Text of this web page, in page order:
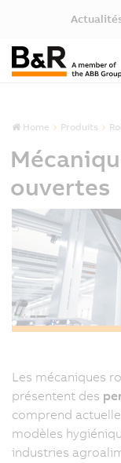
Home Produits
ouvertes
Les mécaniques
présentent des
comprend
modèles
industries